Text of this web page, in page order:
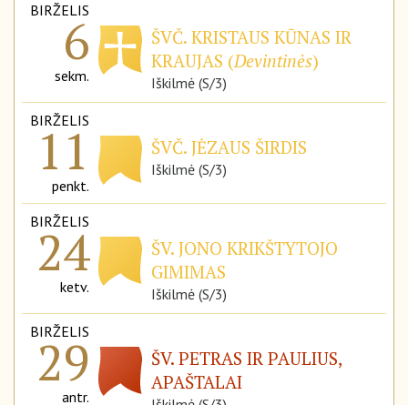
BIRŽELIS
6
sekm.
ŠVČ. KRISTAUS KŪNAS IR
KRAUJAS (Devintinės)
Iškilmė (S/3)
BIRŽELIS
11
penkt.
ŠVČ. JĖZAUS ŠIRDIS
Iškilmė (S/3)
BIRŽELIS
24
ketv.
ŠV. JONO KRIKŠTYTOJO
GIMIMAS
Iškilmė (S/3)
BIRŽELIS
29
antr.
ŠV. PETRAS IR PAULIUS,
APAŠTALAI